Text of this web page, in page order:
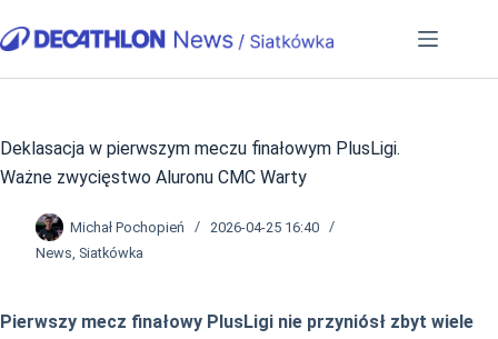
do
Deklasacja w pierwszym meczu finałowym PlusLigi.
Ważne zwycięstwo Aluronu CMC Warty
Michał Pochopień
2026-04-25 16:40
News, Siatkówka
Pierwszy mecz finałowy PlusLigi nie przyniósł zbyt wiele